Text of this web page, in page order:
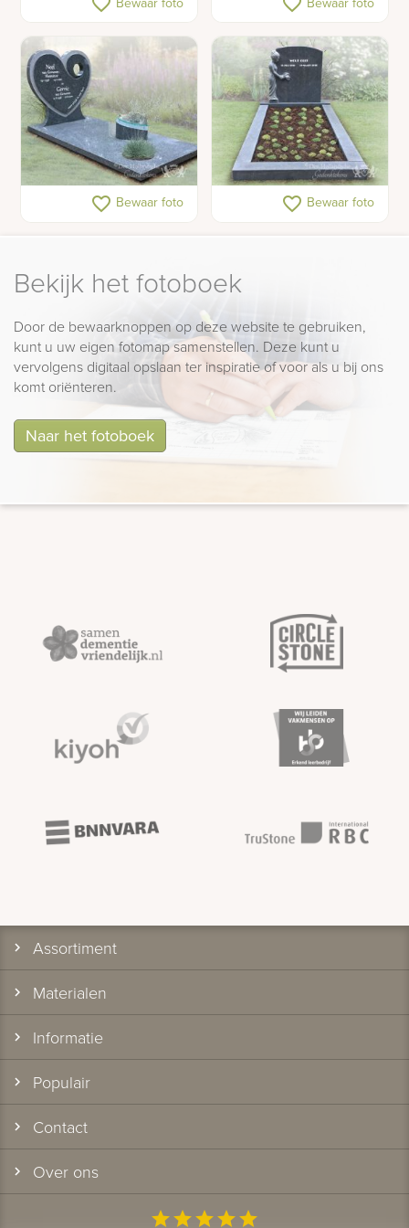
Hartvorm grafsteen
favorite_border Bewaar foto
Grafmonument met
favorite_border Bewaar foto
Bekijk het fotoboek
Door de bewaarknoppen op deze website te gebruiken,
kunt u uw eigen fotomap samenstellen. Deze kunt u
vervolgens digitaal opslaan ter inspiratie of voor als u bij ons
komt oriënteren.
Naar het fotoboek
Assortiment
Materialen
Informatie
Populair
Contact
Over ons
starstarstarstarstar